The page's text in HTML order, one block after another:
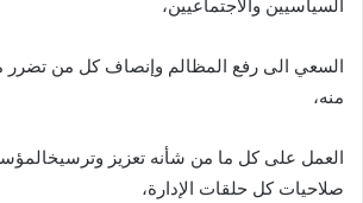
السياسيين والاجتماعيين،
السعي الى رفع المظالم وإنصاف كل من تضرر
منه،
العمل على كل ما من شأنه تعزيز
صلاحيات كل حلقات الإدارة،